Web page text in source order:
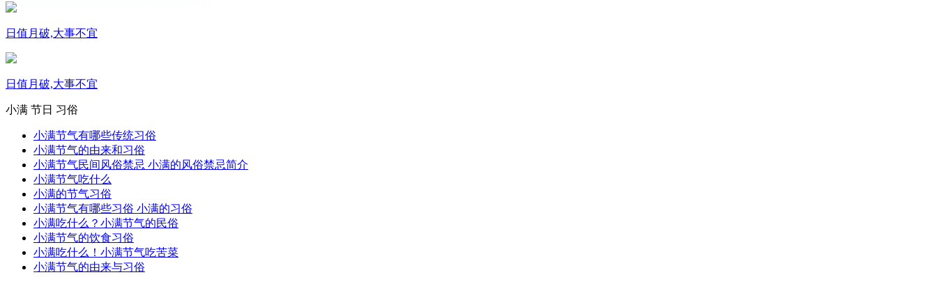
日值月破,大事不宜
日值月破,大事不宜
小满 节日 习俗
小满节气有哪些传统习俗
小满节气的由来和习俗
小满节气民间风俗禁忌 小满的风俗禁忌简介
小满节气吃什么
小满的节气习俗
小满节气有哪些习俗 小满的习俗
小满吃什么？小满节气的民俗
小满节气的饮食习俗
小满吃什么！小满节气吃苦菜
小满节气的由来与习俗